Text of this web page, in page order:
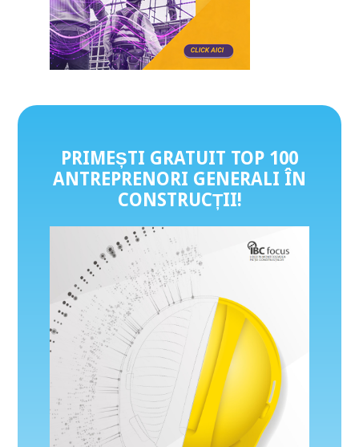
PRIMEȘTI GRATUIT TOP 100
ANTREPRENORI GENERALI ÎN
CONSTRUCȚII!